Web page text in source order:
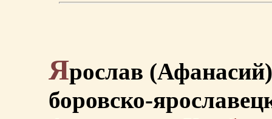
Ярослав
боровско-